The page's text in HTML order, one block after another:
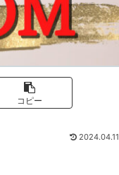
コピー
2024.04.11